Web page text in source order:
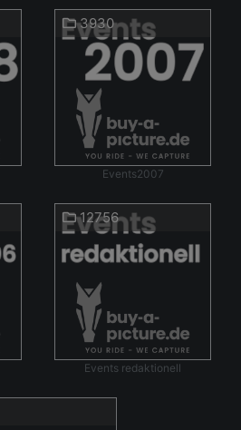
3930
Events2007
12756
Events redaktionell